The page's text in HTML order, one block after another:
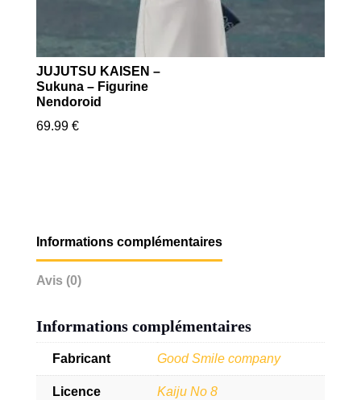
JUJUTSU KAISEN –
Sukuna – Figurine
Nendoroid
69.99 €
Informations complémentaires
Avis (0)
Informations complémentaires
Fabricant Good Smile company
Licence Kaiju No 8